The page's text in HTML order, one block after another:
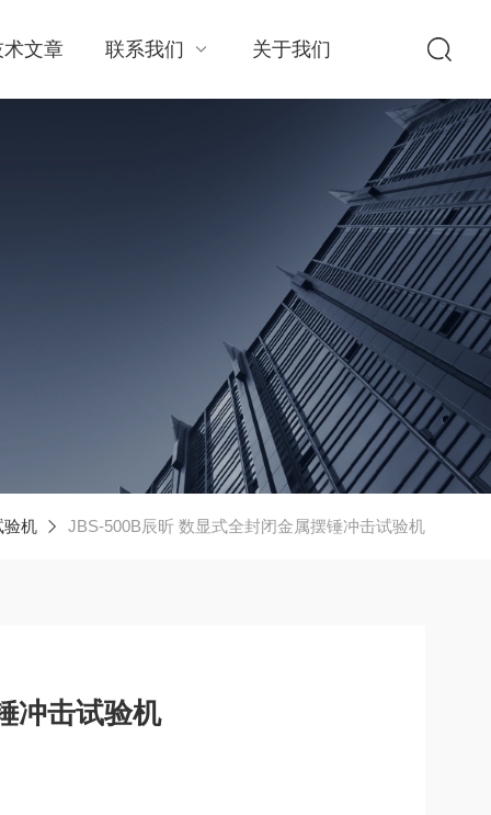
术文章 联系我们 关于我们
验机 JBS-500B辰昕 数显式全封闭金属摆锤冲击试验机
冲击试验机